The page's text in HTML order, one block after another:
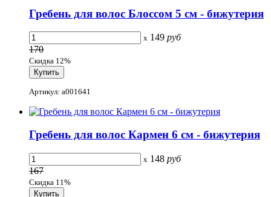
Гребень для волос Блоссом 5 см - бижутерия
x 149 руб
170
Скидка 12%
Артикул: a001641
Гребень для волос Кармен 6 см - бижутерия
x 148 руб
167
Скидка 11%